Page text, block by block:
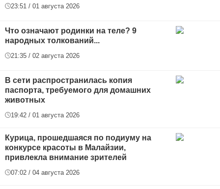
23:51 / 01 августа 2026
Что означают родинки на теле? 9
народных толкований...
21:35 / 02 августа 2026
В сети распространилась копия
паспорта, требуемого для домашних
животных
19:42 / 01 августа 2026
Курица, прошедшаяся по подиуму на
конкурсе красоты в Малайзии,
привлекла внимание зрителей
07:02 / 04 августа 2026